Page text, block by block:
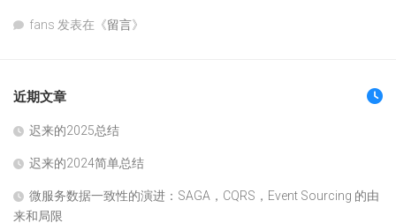
fans 发表在《留言》
近期文章
迟来的2025总结
迟来的2024简单总结
微服务数据一致性的演进：SAGA，CQRS，Event Sourcing 的由
来和局限